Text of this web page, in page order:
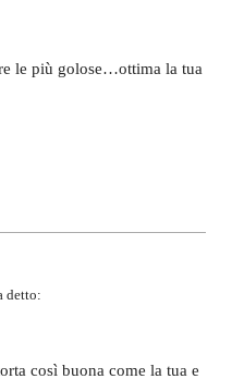
le più golose…ottima la tua
detto:
così buona come la tua e